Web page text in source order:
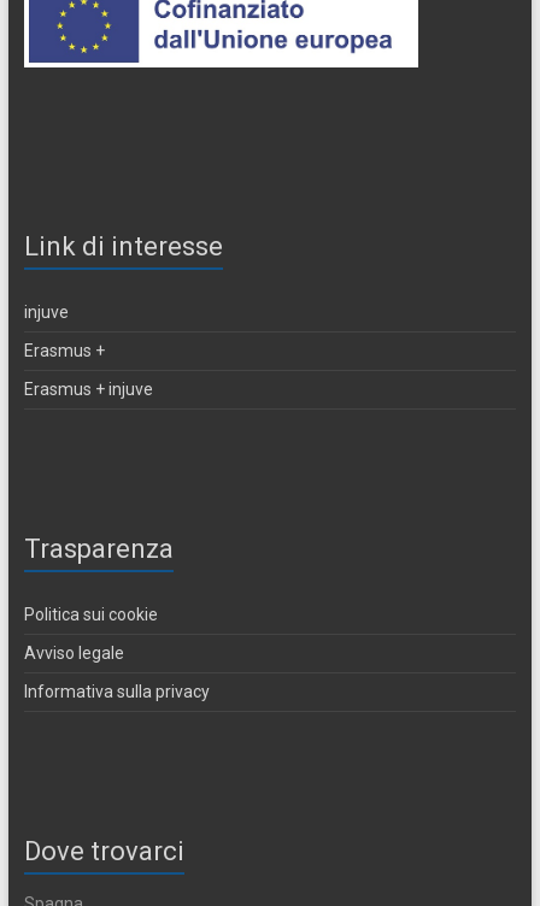
Link di interesse
injuve
Erasmus +
Erasmus + injuve
Trasparenza
Politica sui cookie
Avviso legale
Informativa sulla privacy
Dove trovarci